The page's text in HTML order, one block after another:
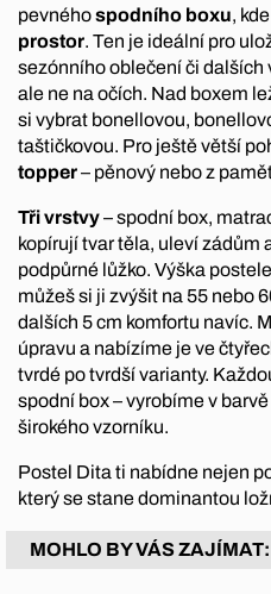
pevnéhospodního boxu,
prostor. Ten je ideální pro
sezónního oblečení či dalších
ale ne na očích. Nad boxem
si vybrat bonellovou,
taštičkovou. Pro ještě větší
topper– pěnový nebo z
Tři vrstvy– spodní box,
kopírují tvar těla, uleví zádům
podpůrné lůžko. Výška
můžeš si ji zvýšit na 55 nebo
dalších 5 cm komfortu navíc.
úpravu a nabízíme je ve
tvrdé po tvrdší varianty.
spodní box – vyrobíme v
širokého vzorníku.
Postel Dita ti nabídne nejen
který se stane dominantou
MOHLO BY VÁS ZAJÍMAT: